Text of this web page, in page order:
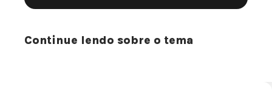
Continue lendo sobre o tema